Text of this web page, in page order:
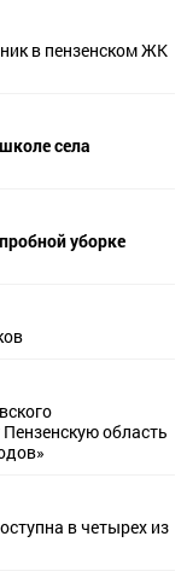
в пензенском ЖК
села
уборке
область
в четырех из